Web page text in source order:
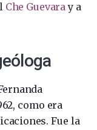
Che Guevaray a
como era
Fue la